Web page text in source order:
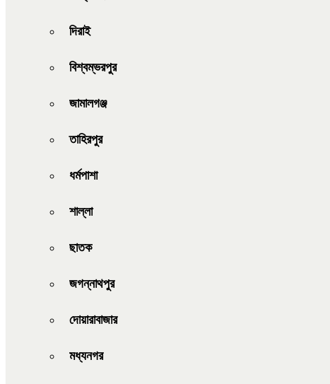
দিরাই
বিশ্বম্ভরপুর
জামালগঞ্জ
তাহিরপুর
ধর্মপাশা
শাল্লা
ছাতক
জগন্নাথপুর
দোয়ারাবাজার
মধ্যনগর